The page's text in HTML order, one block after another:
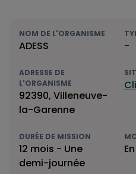
NOM DE L'ORGANISME
ADESS -
ADRESSE DE
L'ORGANISME
92390, Villeneuve-
la-Garenne
DURÉE DE MISSION
12 mois - Une
demi-journée